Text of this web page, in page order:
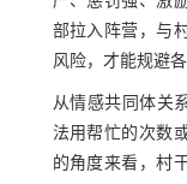
部拉入阵营，与
风险，才能规避各
从情感共同体关
法用帮忙的次数
的角度来看，村